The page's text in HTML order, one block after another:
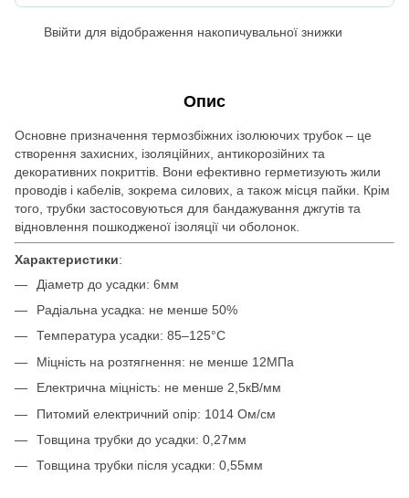
Ввійти для відображення накопичувальної знижки
Опис
Основне призначення термозбіжних ізолюючих трубок – це
створення захисних, ізоляційних, антикорозійних та
декоративних покриттів. Вони ефективно герметизують жили
проводів і кабелів, зокрема силових, а також місця пайки. Крім
того, трубки застосовуються для бандажування джгутів та
відновлення пошкодженої ізоляції чи оболонок.
Характеристики:
Діаметр до усадки: 6мм
Радіальна усадка: не менше 50%
Температура усадки: 85–125°C
Міцність на розтягнення: не менше 12MПа
Електрична міцність: не менше 2,5кВ/мм
Питомий електричний опір: 1014 Ом/см
Товщина трубки до усадки: 0,27мм
Товщина трубки після усадки: 0,55мм